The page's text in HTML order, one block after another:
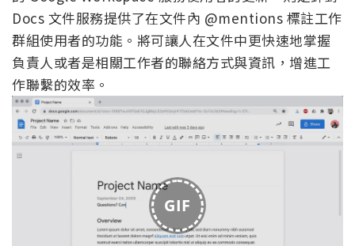
Docs 文件服務提供了在文件內 @mentions 標註工作
群組使用者的功能。將可讓人在文件中更快速地掌握
負責人或者是相關工作者的聯絡方式與資訊，增進工
作聯繫的效率。
GIF